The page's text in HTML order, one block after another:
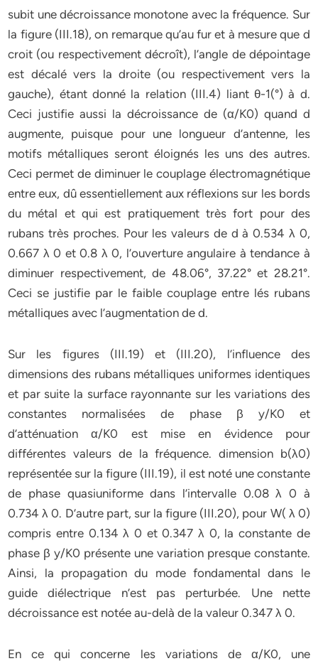
subit une décroissance monotone avec la fréquence. Sur
la figure (III.18), on remarque qu’au fur et à mesure que d
croit (ou respectivement décroît), l’angle de dépointage
est décalé vers la droite (ou respectivement vers la
gauche), étant donné la relation (III.4) liant θ-1(°) à d.
Ceci justifie aussi la décroissance de (α/K0) quand d
augmente, puisque pour une longueur d’antenne, les
motifs métalliques seront éloignés les uns des autres.
Ceci permet de diminuer le couplage électromagnétique
entre eux, dû essentiellement aux réflexions sur les bords
du métal et qui est pratiquement très fort pour des
rubans très proches. Pour les valeurs de d à 0.534 λ 0,
0.667 λ 0 et 0.8 λ 0, l’ouverture angulaire à tendance à
diminuer respectivement, de 48.06°, 37.22° et 28.21°.
Ceci se justifie par le faible couplage entre lés rubans
métalliques avec l’augmentation de d.
Sur les figures (III.19) et (III.20), l’influence des
dimensions des rubans métalliques uniformes identiques
et par suite la surface rayonnante sur les variations des
constantes normalisées de phase β y/K0 et
d’atténuation α/K0 est mise en évidence pour
différentes valeurs de la fréquence. dimension b(λ0)
représentée sur la figure (III.19), il est noté une constante
de phase quasiuniforme dans l’intervalle 0.08 λ 0 à
0.734 λ 0. D’autre part, sur la figure (III.20), pour W( λ 0)
compris entre 0.134 λ 0 et 0.347 λ 0, la constante de
phase β y/K0 présente une variation presque constante.
Ainsi, la propagation du mode fondamental dans le
guide diélectrique n’est pas perturbée. Une nette
décroissance est notée au-delà de la valeur 0.347 λ 0.
En ce qui concerne les variations de α/K0, une